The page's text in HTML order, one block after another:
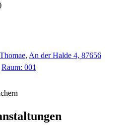
, An der Halde 4, 87656
Raum: 001